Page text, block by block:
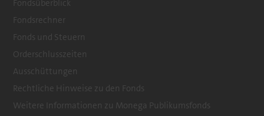
Footer
menu
Fondsüberblick
Fondsrechner
Fonds und Steuern
Orderschlusszeiten
Ausschüttungen
Rechtliche Hinweise zu den Fonds
Weitere Informationen zu Monega Publikumsfonds